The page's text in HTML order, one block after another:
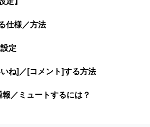
仕様／方法
定
ね]／[コメント]する方法
／ミュートするには？